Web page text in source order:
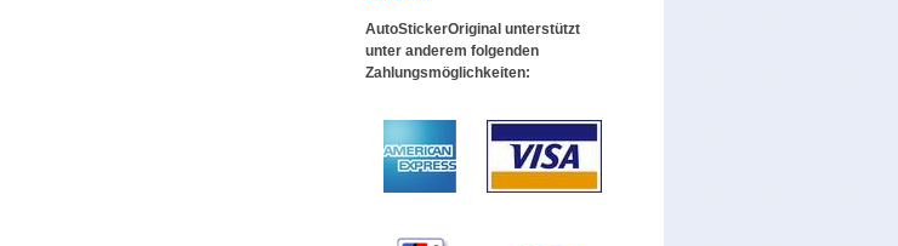
AutoStickerOriginal unterstützt
unter anderem folgenden
Zahlungsmöglichkeiten: